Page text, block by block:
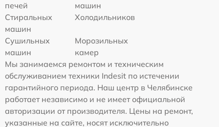
печей
машин
Стиральных
машин
Холодильников
Сушильных
машин
Морозильных
камер
Мы занимаемся ремонтом и техническим
обслуживанием техники Indesit по истечении
гарантийного периода. Наш центр в Челябинске
работает независимо и не имеет официальной
авторизации от производителя. Цены на ремонт,
указанные на сайте, носят исключительно